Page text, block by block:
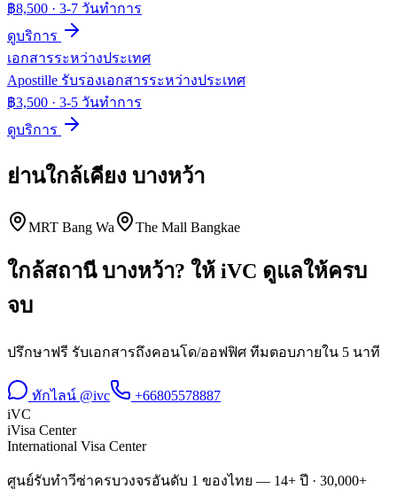
฿8,500 · 3-7 วันทำการ
ดูบริการ
เอกสารระหว่างประเทศ
Apostille รับรองเอกสารระหว่างประเทศ
฿3,500 · 3-5 วันทำการ
ดูบริการ
ย่านใกล้เคียง บางหว้า
MRT Bang Wa The Mall Bangkae
ใกล้สถานี บางหว้า? ให้ iVC ดูแลให้ครบ
จบ
ปรึกษาฟรี รับเอกสารถึงคอนโด/ออฟฟิศ ทีมตอบภายใน 5 นาที
ทักไลน์ @ivc
+66805578887
iVC
iVisa Center
International Visa Center
ศูนย์รับทำวีซ่าครบวงจรอันดับ 1 ของไทย — 14+ ปี · 30,000+